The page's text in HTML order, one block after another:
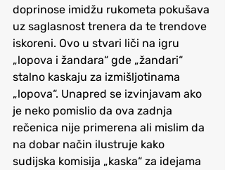
doprinose imidžu rukometa pokušava
uz saglasnost trenera da te trendove
iskoreni. Ovo u stvari liči na igru
„lopova i žandara“ gde „žandari“
stalno kaskaju za izmišljotinama
„lopova“. Unapred se izvinjavam ako
je neko pomislio da ova zadnja
rečenica nije primerena ali mislim da
na dobar način ilustruje kako
sudijska komisija „kaska“ za idejama